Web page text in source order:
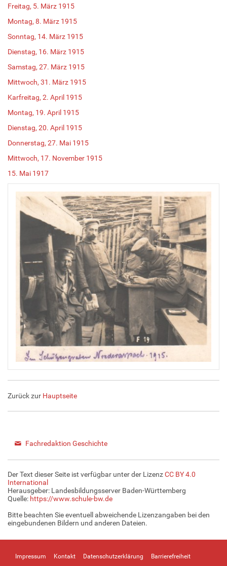
Freitag, 5. März 1915
Montag, 8. März 1915
Sonntag, 14. März 1915
Dienstag, 16. März 1915
Samstag, 27. März 1915
Mittwoch, 31. März 1915
Karfreitag, 2. April 1915
Montag, 19. April 1915
Dienstag, 20. April 1915
Donnerstag, 27. Mai 1915
Mittwoch, 17. November 1915
15. Mai 1917
Zurück zur Hauptseite
Fachredaktion Geschichte
Der Text dieser Seite ist verfügbar unter der LizenzCC BY 4.0
International
Herausgeber: Landesbildungsserver Baden-Württemberg
Quelle: https://www.schule-bw.de
Bitte beachten Sie eventuell abweichende Lizenzangaben bei den
eingebundenen Bildern und anderen Dateien.
Impressum Kontakt Datenschutzerklärung Barrierefreiheit